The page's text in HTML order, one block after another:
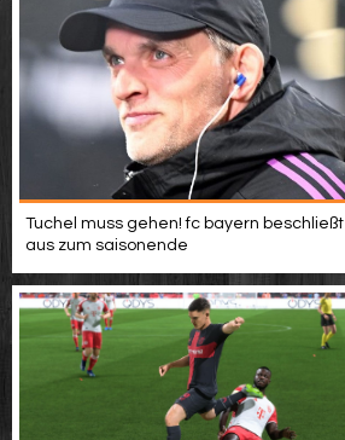
Tuchel muss gehen! fc bayern beschließt
aus zum saisonende